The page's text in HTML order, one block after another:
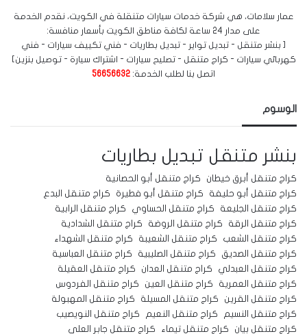
عمار سلامات، هي شركة خدمات سيارات متنقلة في الكويت، نقدم الخدمة
على مدار 24 ساعة لكافة مناطق الكويت بأسعار منافسة:
[ بنشر متنقل - تبديل تواير - تبديل بطاريات - فني تكييف سيارات - فني
كهربائي سيارات - كراج متنقل - تصليح سيارات - اشتراك سيارة - توصيل بنزين]
اتصل بنا لطلب الخدمة: 56656632
الوسوم
بنشر متنقل تبديل بطاريات
كراج متنقل أبرق خيطان
كراج متنقل أبو الحصانية
كراج متنقل أبو حليفة
كراج متنقل أبو فطيرة
كراج متنقل البدع
كراج متنقل الجليعة
كراج متنقل الحساوي
كراج متنقل الرابية
كراج متنقل الرقة
كراج متنقل الروضة
كراج متنقل الشدادية
كراج متنقل الشعب
كراج متنقل الشعيبة
كراج متنقل الشهداء
كراج متنقل الصديق
كراج متنقل الصليبية
كراج متنقل العباسية
كراج متنقل العبدلي
كراج متنقل العدان
كراج متنقل العقيلة
كراج متنقل العمرية
كراج متنقل العين
كراج متنقل الفردوس
كراج متنقل القرين
كراج متنقل المسيلة
كراج متنقل المهبولة
كراج متنقل النسيم
كراج متنقل النعيم
كراج متنقل النويصيب
كراج متنقل بيان
كراج متنقل تيماء
كراج متنقل جابر العلي